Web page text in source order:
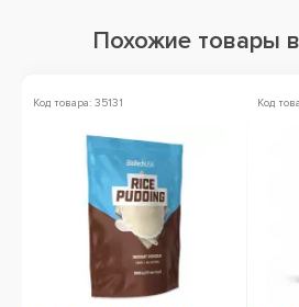
Похожие товары
Код товара: 35131 Код